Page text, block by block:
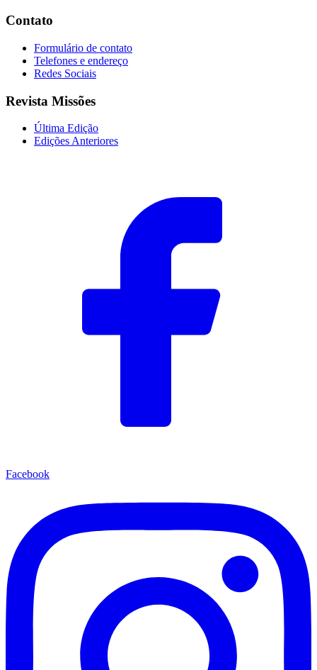
Contato
Formulário de contato
Telefones e endereço
Redes Sociais
Revista Missões
Última Edição
Edições Anteriores
Facebook